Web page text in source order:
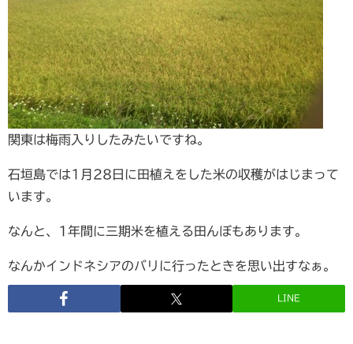
関東は梅雨入りしたみたいですね。
石垣島では1月28日に田植えをした米の収穫がはじまって
います。
なんと、1年間に三期米を植える田んぼもあります。
なんかインドネシアのバリに行ったときを思い出すなぁ。
LINE